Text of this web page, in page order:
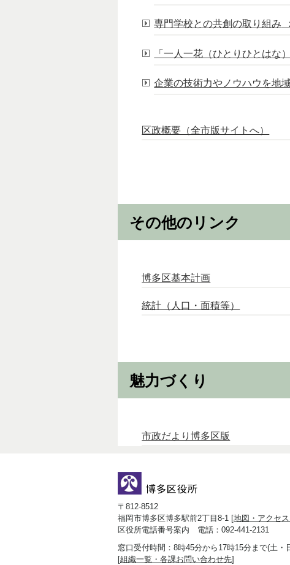
専門学校との共創の取り組み
「一人一花（ひとりひとはな
企業の技術力やノウハウを地
区政概要（全市版サイトへ）
その他のリンク
博多区基本計画
統計（人口・面積等）
魅力づくり
市政だより博多区版
〒812-8512
福岡市博多区博多駅前2丁目8-1 [地図・アクセ
区役所電話番号案内 電話：092-441-2131
窓口受付時間：8時45分から17時15分まで(土・
[組織一覧・各課お問い合わせ先]